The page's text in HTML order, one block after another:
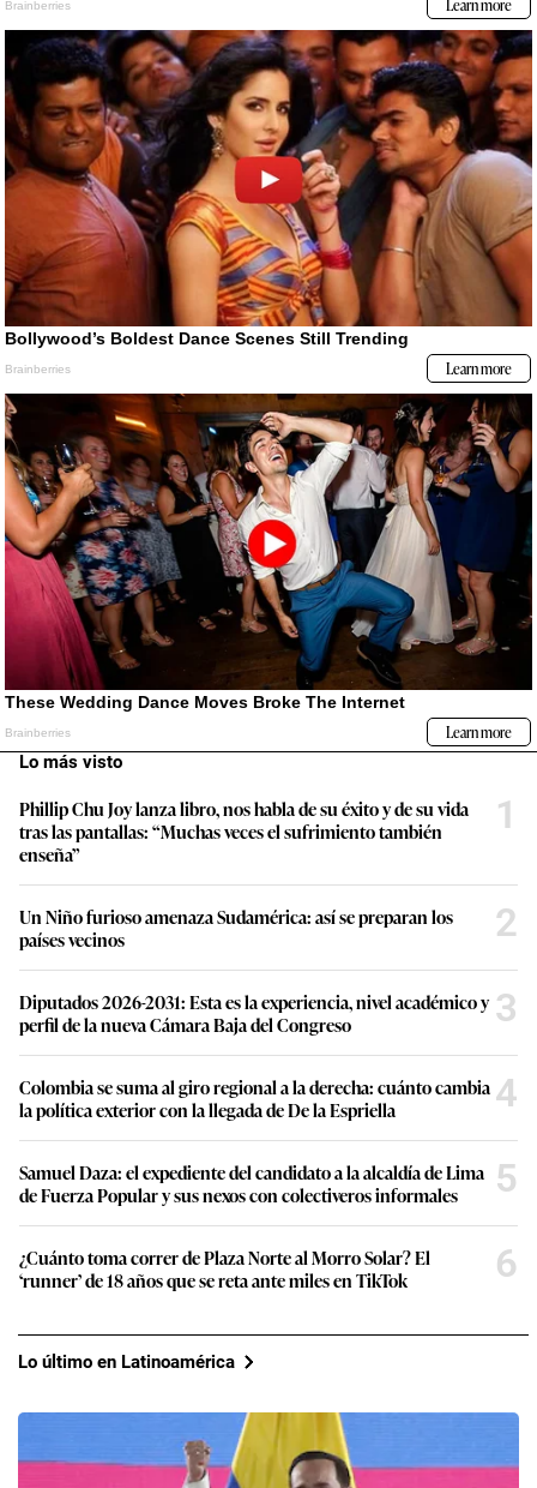
Lo más visto
Phillip Chu Joy lanza libro, nos habla de su éxito y de su vida
tras las pantallas: “Muchas veces el sufrimiento también
enseña”
1
Un Niño furioso amenaza Sudamérica: así se preparan los
países vecinos
2
Diputados 2026-2031: Esta es la experiencia, nivel académico y
perfil de la nueva Cámara Baja del Congreso
3
Colombia se suma al giro regional a la derecha: cuánto cambia
la política exterior con la llegada de De la Espriella
4
Samuel Daza: el expediente del candidato a la alcaldía de Lima
de Fuerza Popular y sus nexos con colectiveros informales
5
¿Cuánto toma correr de Plaza Norte al Morro Solar? El
‘runner’ de 18 años que se reta ante miles en TikTok
6
Lo último en Latinoamérica